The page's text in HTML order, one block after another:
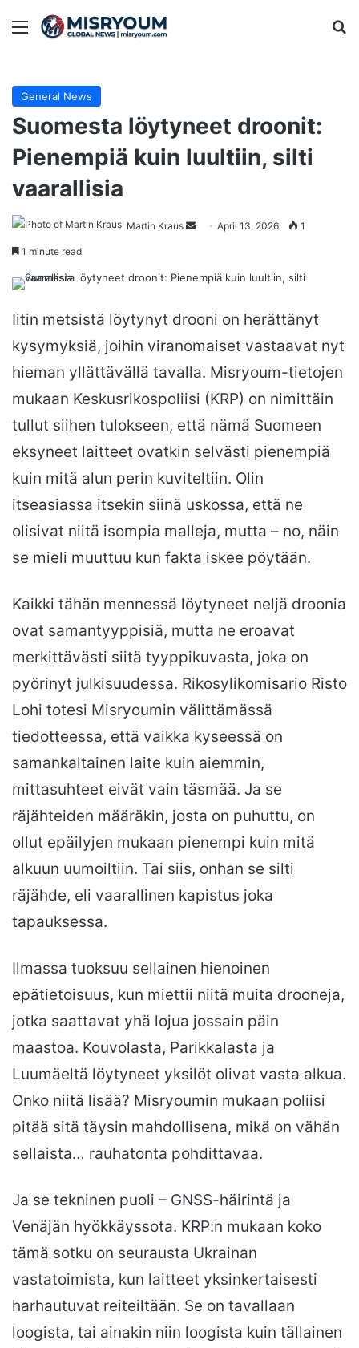
Menu
General News
Suomesta löytyneet droonit:
Pienempiä kuin luultiin, silti
vaarallisia
Martin Kraus
Send April 13, 2026 1
1 minute read
Iitin metsistä löytynyt drooni on herättänyt
kysymyksiä, joihin viranomaiset vastaavat nyt
hieman yllättävällä tavalla. Misryoum-tietojen
mukaan Keskusrikospoliisi (KRP) on nimittäin
tullut siihen tulokseen, että nämä Suomeen
eksyneet laitteet ovatkin selvästi pienempiä
kuin mitä alun perin kuviteltiin. Olin
itseasiassa itsekin siinä uskossa, että ne
olisivat niitä isompia malleja, mutta – no, näin
se mieli muuttuu kun fakta iskee pöytään.
Kaikki tähän mennessä löytyneet neljä droonia
ovat samantyyppisiä, mutta ne eroavat
merkittävästi siitä tyyppikuvasta, joka on
pyörinyt julkisuudessa. Rikosylikomisario Risto
Lohi totesi Misryoumin välittämässä
tiedotteessa, että vaikka kyseessä on
samankaltainen laite kuin aiemmin,
mittasuhteet eivät vain täsmää. Ja se
räjähteiden määräkin, josta on puhuttu, on
ollut epäilyjen mukaan pienempi kuin mitä
alkuun uumoiltiin. Tai siis, onhan se silti
räjähde, eli vaarallinen kapistus joka
tapauksessa.
Ilmassa tuoksuu sellainen hienoinen
epätietoisuus, kun miettii niitä muita drooneja,
jotka saattavat yhä lojua jossain päin
maastoa. Kouvolasta, Parikkalasta ja
Luumäeltä löytyneet yksilöt olivat vasta alkua.
Onko niitä lisää? Misryoumin mukaan poliisi
pitää sitä täysin mahdollisena, mikä on vähän
sellaista… rauhatonta pohdittavaa.
Ja se tekninen puoli – GNSS-häirintä ja
Venäjän hyökkäyssota. KRP:n mukaan koko
tämä sotku on seurausta Ukrainan
vastatoimista, kun laitteet yksinkertaisesti
harhautuvat reiteiltään. Se on tavallaan
loogista, tai ainakin niin loogista kuin tällainen